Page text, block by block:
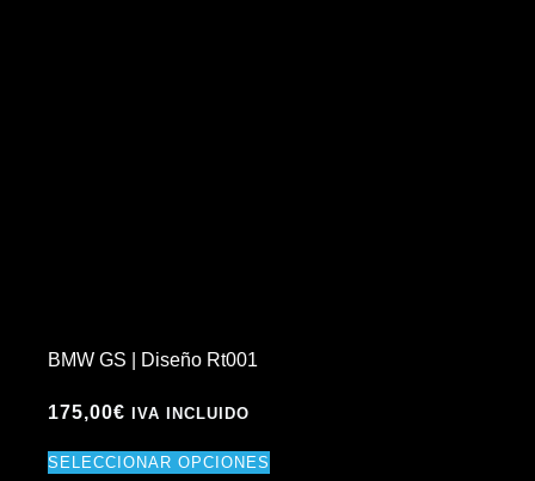
BMW GS | Diseño Rt001
175,00€ IVA INCLUIDO
SELECCIONAR OPCIONES